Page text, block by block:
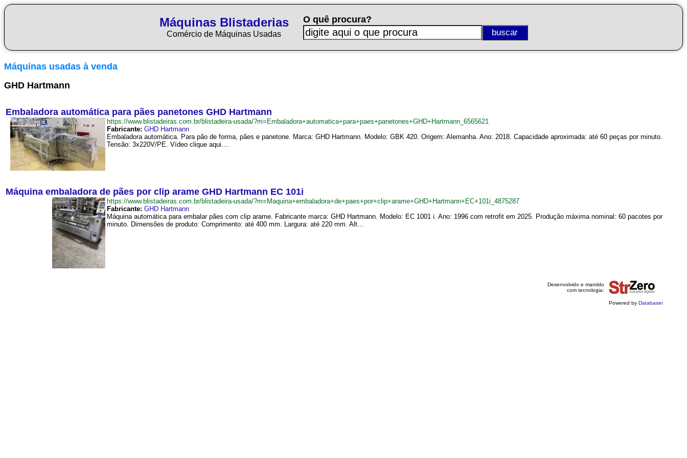
Máquinas Blistaderias
Comércio de Máquinas Usadas
O quê procura?
Máquinas usadas à venda
GHD Hartmann
Embaladora automática para pães panetones GHD Hartmann
https://www.blistadeiras.com.br/blistadeira-usada/?m=Embaladora+automatica+para+paes+panetones+GHD+Hartmann_6565621
Fabricante: GHD Hartmann
Embaladora automática. Para pão de forma, pães e panetone. Marca: GHD Hartmann. Modelo: GBK 420. Origem: Alemanha. Ano: 2018. Capacidade aproximada: até 60 peças por minuto.
Tensão: 3x220V/PE. Vídeo clique aqui....
Máquina embaladora de pães por clip arame GHD Hartmann EC 101i
https://www.blistadeiras.com.br/blistadeira-usada/?m=Maquina+embaladora+de+paes+por+clip+arame+GHD+Hartmann+EC+101i_4875287
Fabricante: GHD Hartmann
Máquina automática para embalar pães com clip arame. Fabricante marca: GHD Hartmann. Modelo: EC 1001 i. Ano: 1996 com retrofit em 2025. Produção máxima nominal: 60 pacotes por
minuto. Dimensões de produto: Comprimento: até 400 mm. Largura: até 220 mm. Alt...
Desenvolvido e mantido
com tecnologia:
Powered by Databaser